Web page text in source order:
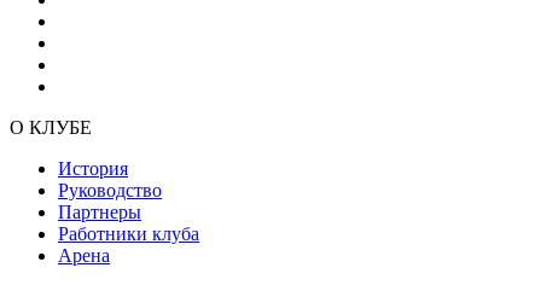
О КЛУБЕ
История
Руководство
Партнеры
Работники клуба
Арена